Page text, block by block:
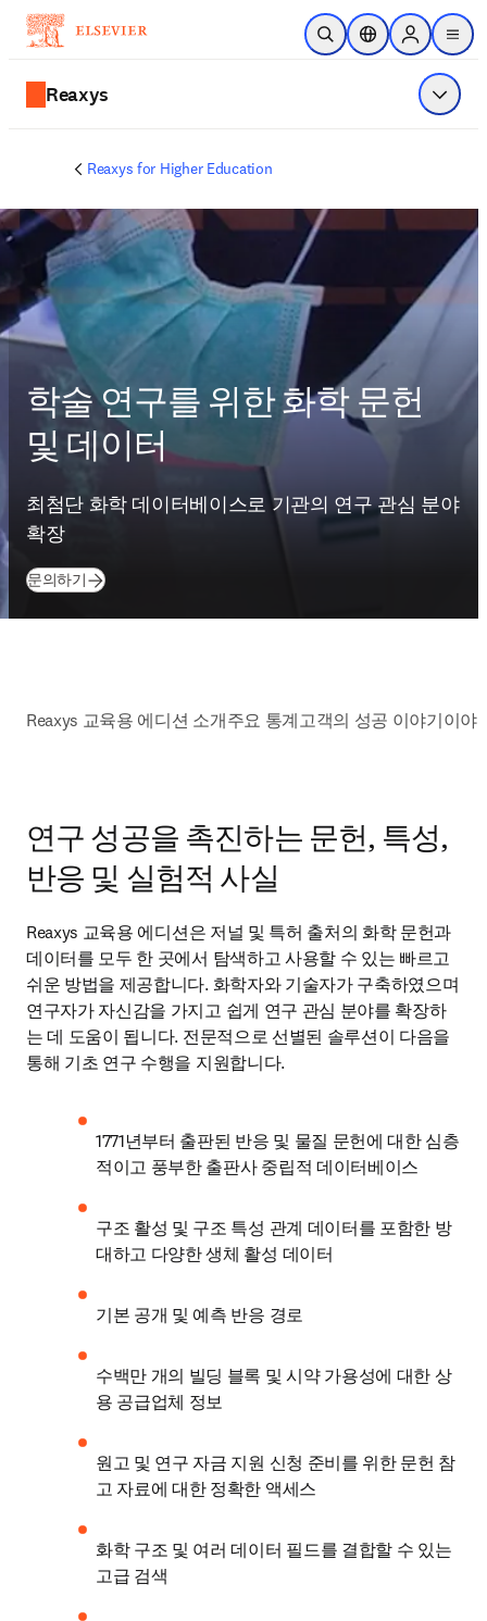
주요 콘텐츠로 건너뛰기
검색 열기위치 선택기Sign in to
menu
Reaxys 메뉴
Reaxys for Higher Education
학술 연구를 위한 화학 문헌
및 데이터
최첨단 화학 데이터베이스로 기관의 연구 관심 분야
확장
문의하기
Reaxys 교육용 에디션 소개주요 통계고객의 성공 이야기이야
연구 성공을 촉진하는 문헌, 특성,
반응 및 실험적 사실
Reaxys 교육용 에디션은 저널 및 특허 출처의 화학 문헌과
데이터를 모두 한 곳에서 탐색하고 사용할 수 있는 빠르고
쉬운 방법을 제공합니다. 화학자와 기술자가 구축하였으며
연구자가 자신감을 가지고 쉽게 연구 관심 분야를 확장하
는 데 도움이 됩니다. 전문적으로 선별된 솔루션이 다음을
통해 기초 연구 수행을 지원합니다.
1771년부터 출판된 반응 및 물질 문헌에 대한 심층
적이고 풍부한 출판사 중립적 데이터베이스
구조 활성 및 구조 특성 관계 데이터를 포함한 방
대하고 다양한 생체 활성 데이터
기본 공개 및 예측 반응 경로
수백만 개의 빌딩 블록 및 시약 가용성에 대한 상
용 공급업체 정보
원고 및 연구 자금 지원 신청 준비를 위한 문헌 참
고 자료에 대한 정확한 액세스
화학 구조 및 여러 데이터 필드를 결합할 수 있는
고급 검색